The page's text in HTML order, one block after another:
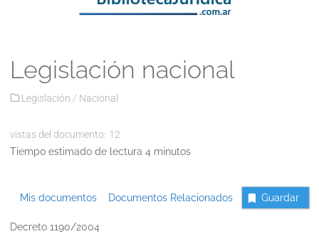
Legislación nacional
Legislación / Nacional
vistas del documento: 12
Tiempo estimado de lectura 4 minutos
Mis documentos Documentos Relacionados Guardar
Decreto 1190/2004